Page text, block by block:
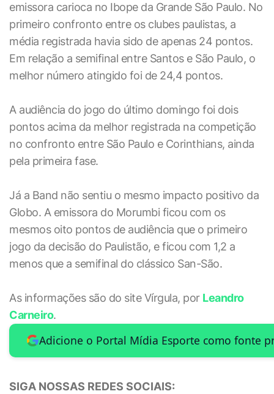
emissora carioca no Ibope da Grande São Paulo. No
primeiro confronto entre os clubes paulistas, a
média registrada havia sido de apenas 24 pontos.
Em relação a semifinal entre Santos e São Paulo, o
melhor número atingido foi de 24,4 pontos.
A audiência do jogo do último domingo foi dois
pontos acima da melhor registrada na competição
no confronto entre São Paulo e Corinthians, ainda
pela primeira fase.
Já a Band não sentiu o mesmo impacto positivo da
Globo. A emissora do Morumbi ficou com os
mesmos oito pontos de audiência que o primeiro
jogo da decisão do Paulistão, e ficou com 1,2 a
menos que a semifinal do clássico San-São.
As informações são do site Vírgula, por Leandro
Carneiro.
Adicione o Portal Mídia Esporte como fonte
SIGA NOSSAS REDES SOCIAIS: